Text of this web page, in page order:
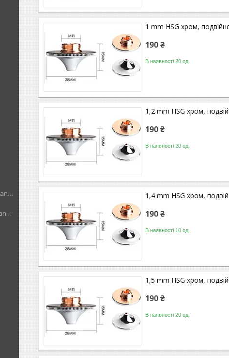
https://www.instagram.com/dominant_cnc
https://www.facebook.com/dominantcnc
1 mm HSG хром,
190 ₴
В наявності 20 од.
1,2 mm HSG хром,
190 ₴
В наявності 20 од.
1,4 mm HSG хром,
190 ₴
В наявності 10 од.
1,5 mm HSG хром,
190 ₴
В наявності 20 од.